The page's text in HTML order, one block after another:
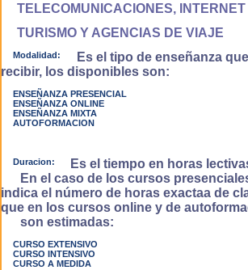
TELECOMUNICACIONES, INTERNET
TURISMO Y AGENCIAS DE VIAJE
Modalidad:
Es el tipo de enseñanza
recibir, los disponibles son:
ENSEÑANZA PRESENCIAL
ENSEÑANZA ONLINE
ENSEÑANZA MIXTA
AUTOFORMACION
Duracion:
Es el tiempo en horas
En el caso de los cursos
indica el número de horas exactaa de
que en los cursos online y de
son estimadas:
CURSO EXTENSIVO
CURSO INTENSIVO
CURSO A MEDIDA